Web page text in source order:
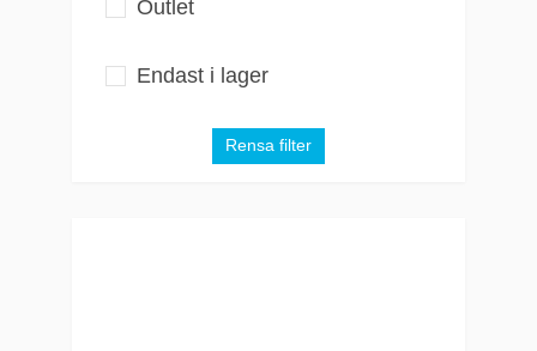
Outlet
Endast i lager
Rensa filter